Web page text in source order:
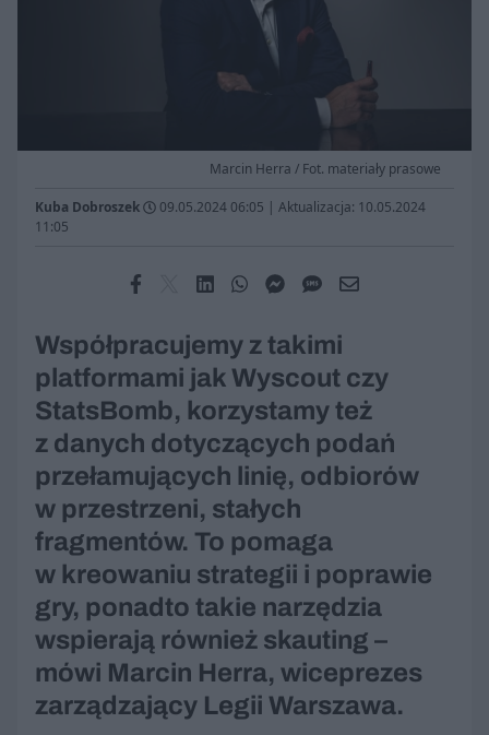
Marcin Herra / Fot. materiały prasowe
Kuba Dobroszek 09.05.2024 06:05 | Aktualizacja: 10.05.2024
11:05
Współpracujemy z takimi
platformami jak Wyscout czy
StatsBomb, korzystamy też
z danych dotyczących podań
przełamujących linię, odbiorów
w przestrzeni, stałych
fragmentów. To pomaga
w kreowaniu strategii i poprawie
gry, ponadto takie narzędzia
wspierają również skauting –
mówi Marcin Herra, wiceprezes
zarządzający Legii Warszawa.